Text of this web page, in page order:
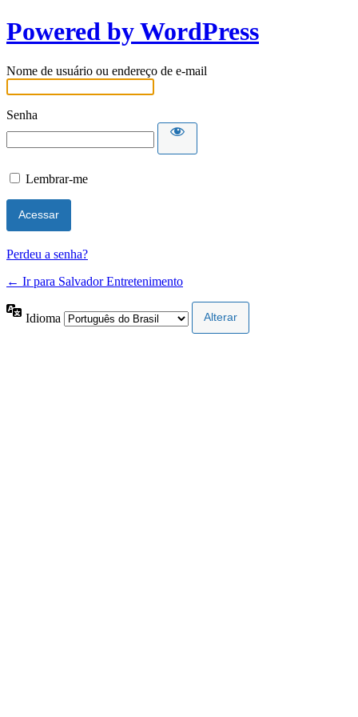
Powered by WordPress
Nome de usuário ou endereço de e-mail
Senha
Lembrar-me
Perdeu a senha?
← Ir para Salvador Entretenimento
Idioma